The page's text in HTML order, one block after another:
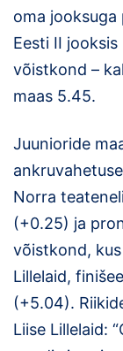
oma jooksuga
Eesti II
võistkond –
maas 5.45.
Juunioride
Norra
(+0.25) ja
võistkond,
Lillelaid,
(+5.04).
Liise Lillelaid: